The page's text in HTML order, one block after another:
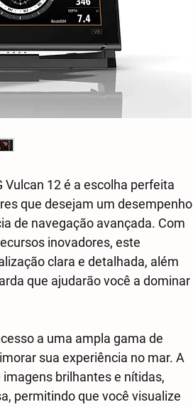
12 é a escolha perfeita
que desejam um desempenho
de navegação avançada. Com
inovadores, este
clara e detalhada, além
que ajudarão você a dominar
a uma ampla gama de
sua experiência no mar. A
brilhantes e nítidas,
permitindo que você visualize